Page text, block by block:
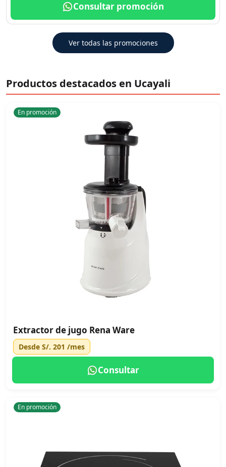
Consultar promoción
Ver todas las promociones
Productos destacados en Ucayali
En promoción
Extractor de jugo Rena Ware
Desde S/. 201 /mes
Consultar
En promoción